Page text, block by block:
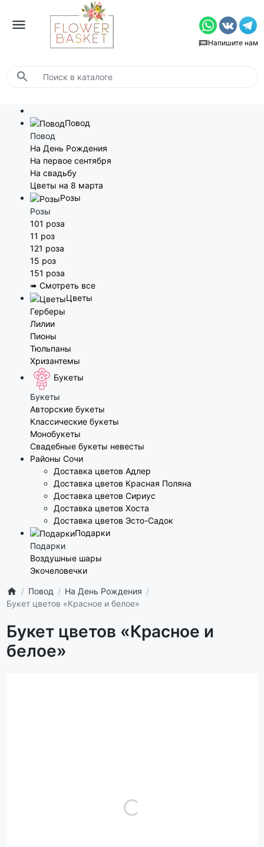
Напишите нам
Повод
Повод
На День Рождения
На первое сентября
На свадьбу
Цветы на 8 марта
Розы
Розы
101 роза
11 роз
121 роза
15 роз
151 роза
➠ Смотреть все
Цветы
Герберы
Лилии
Пионы
Тюльпаны
Хризантемы
Букеты
Букеты
Авторские букеты
Классические букеты
Монобукеты
Свадебные букеты невесты
Районы Сочи
Доставка цветов Адлер
Доставка цветов Красная Поляна
Доставка цветов Сириус
Доставка цветов Хоста
Доставка цветов Эсто-Садок
Подарки
Подарки
Воздушные шары
Экочеловечки
Повод
На День Рождения
Букет цветов «Красное и белое»
Букет цветов «Красное и
белое»